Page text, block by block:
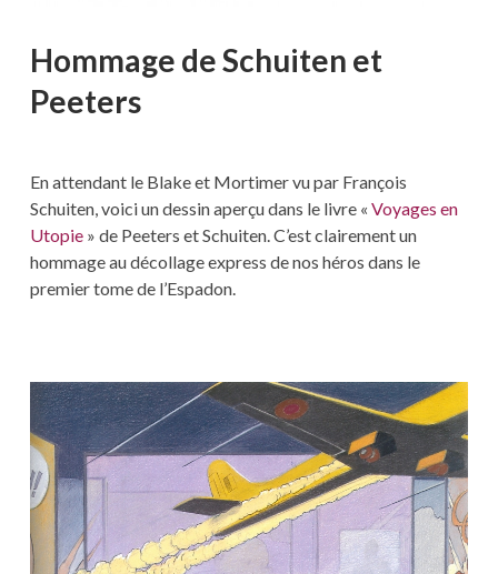
Hommage de Schuiten et
Peeters
En attendant le Blake et Mortimer vu par François
Schuiten, voici un dessin aperçu dans le livre « Voyages en
Utopie» de Peeters et Schuiten. C’est clairement un
hommage au décollage express de nos héros dans le
premier tome de l’Espadon.